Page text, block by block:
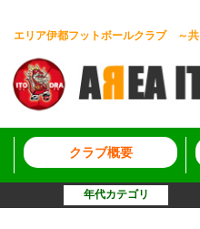
エリア伊都フットボールクラブ ～
クラブ概要
年代カテゴリ